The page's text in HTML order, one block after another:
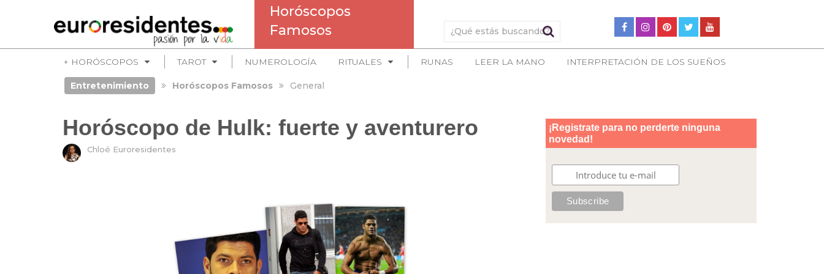
Horóscopos
Famosos
+ HORÓSCOPOS TAROT NUMEROLOGÍA RITUALES RUNAS LEER LA MANO INTERPRETACIÓN DE LOS SUEÑOS
Entretenimiento Horóscopos Famosos General
Horóscopo de Hulk: fuerte y aventurero
Chloé Euroresidentes